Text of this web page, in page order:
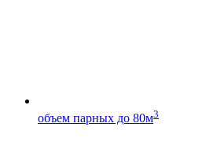
объем парных до 80м3